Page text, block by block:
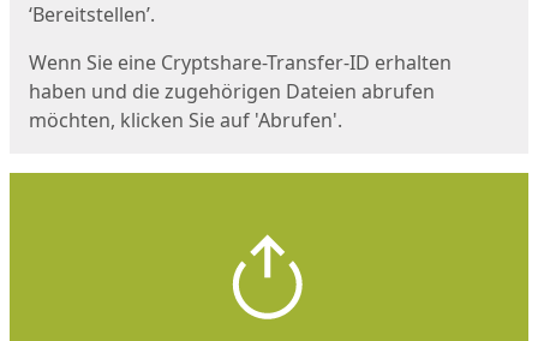
‘Bereitstellen’.
Wenn Sie eine Cryptshare-Transfer-ID erhalten
haben und die zugehörigen Dateien abrufen
möchten, klicken Sie auf 'Abrufen'.